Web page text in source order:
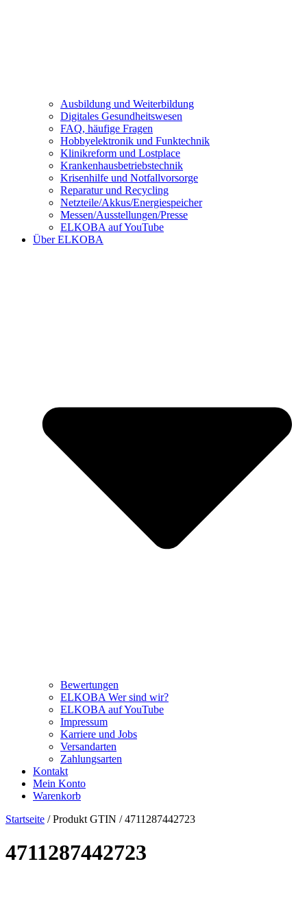
Ausbildung und Weiterbildung
Digitales Gesundheitswesen
FAQ, häufige Fragen
Hobbyelektronik und Funktechnik
Klinikreform und Lostplace
Krankenhausbetriebstechnik
Krisenhilfe und Notfallvorsorge
Reparatur und Recycling
Netzteile/Akkus/Energiespeicher
Messen/Ausstellungen/Presse
ELKOBA auf YouTube
Über ELKOBA
Bewertungen
ELKOBA Wer sind wir?
ELKOBA auf YouTube
Impressum
Karriere und Jobs
Versandarten
Zahlungsarten
Kontakt
Mein Konto
Warenkorb
Startseite / Produkt GTIN / 4711287442723
4711287442723